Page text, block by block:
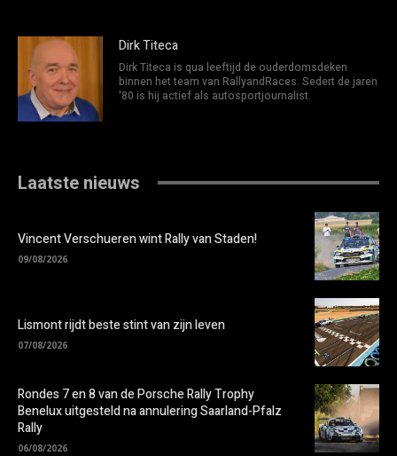
Dirk Titeca
Dirk Titeca is qua leeftijd de ouderdomsdeken
binnen het team van RallyandRaces. Sedert de jaren
'80 is hij actief als autosportjournalist.
Laatste nieuws
Vincent Verschueren wint Rally van Staden!
09/08/2026
Lismont rijdt beste stint van zijn leven
07/08/2026
Rondes 7 en 8 van de Porsche Rally Trophy
Benelux uitgesteld na annulering Saarland-Pfalz
Rally
06/08/2026